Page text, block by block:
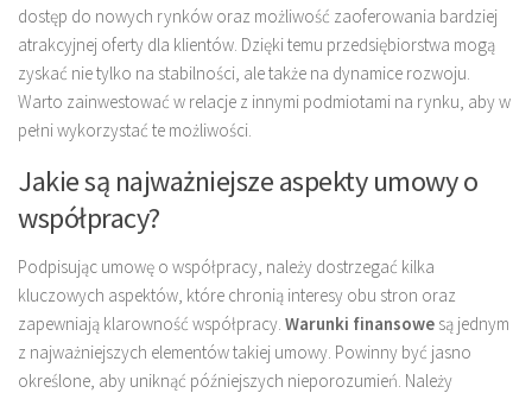
dostęp do nowych rynków oraz możliwość zaoferowania bardziej
atrakcyjnej oferty dla klientów. Dzięki temu przedsiębiorstwa mogą
zyskać nie tylko na stabilności, ale także na dynamice rozwoju.
Warto zainwestować w relacje z innymi podmiotami na rynku, aby w
pełni wykorzystać te możliwości.
Jakie są najważniejsze aspekty umowy o
współpracy?
Podpisując umowę o współpracy, należy dostrzegać kilka
kluczowych aspektów, które chronią interesy obu stron oraz
zapewniają klarowność współpracy. Warunki finansowe są jednym
z najważniejszych elementów takiej umowy. Powinny być jasno
określone, aby uniknąć późniejszych nieporozumień. Należy